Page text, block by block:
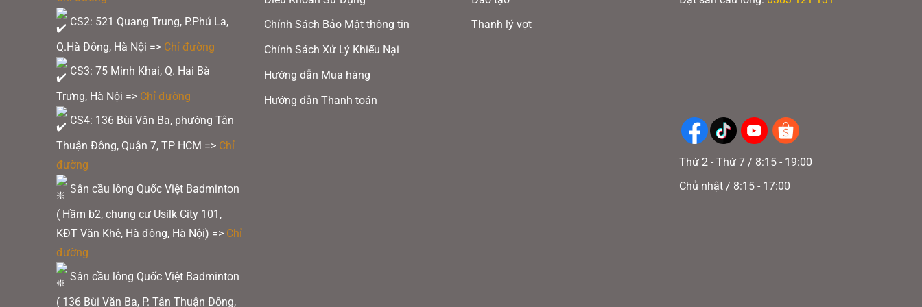
chọn
có
thể
được
trên
trang
phẩm
CS2: 521 Quang Trung, P.Phú La,
Q.Hà Đông, Hà Nội => Chỉ đường
CS3: 75 Minh Khai, Q. Hai Bà
Trưng, Hà Nội => Chỉ đường
CS4: 136 Bùi Văn Ba, phường Tân
Thuận Đông, Quận 7, TP HCM => Chỉ
đường
Sân cầu lông Quốc Việt Badminton
( Hầm b2, chung cư Usilk City 101,
KĐT Văn Khê, Hà đông, Hà Nội) => Chỉ
đường
Sân cầu lông Quốc Việt Badminton
( 136 Bùi Văn Ba, P. Tân Thuận Đông,
Chính Sách Bảo Mật thông tin
Chính Sách Xử Lý Khiếu Nại
Hướng dẫn Mua hàng
Hướng dẫn Thanh toán
Thanh lý vợt
Thứ 2 - Thứ 7 / 8:15 - 19:00
Chủ nhật / 8:15 - 17:00